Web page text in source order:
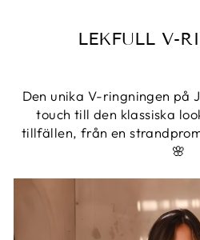
LEKFULL V-
Den unika V-ringningen på
touch till den klassiska
tillfällen, från en
🌸